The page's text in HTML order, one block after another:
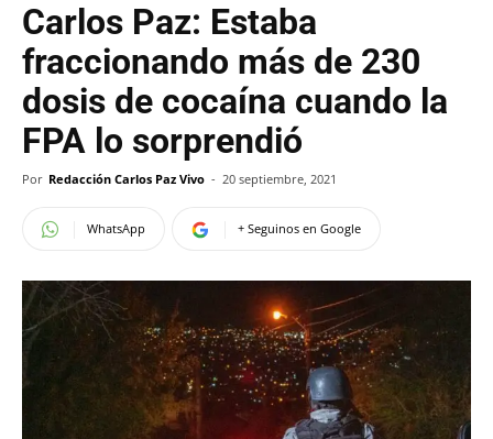
Carlos Paz: Estaba
fraccionando más de 230
dosis de cocaína cuando la
FPA lo sorprendió
Por Redacción Carlos Paz Vivo - 20 septiembre, 2021
WhatsApp + Seguinos en Google